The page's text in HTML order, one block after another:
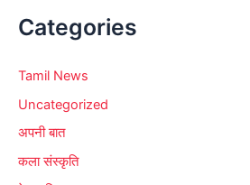
Categories
Tamil News
Uncategorized
अपनी बात
कला संस्कृति